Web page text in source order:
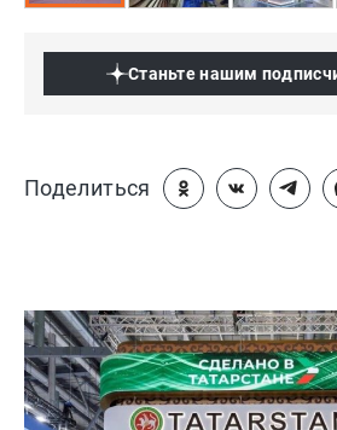
Станьте нашим
Поделиться